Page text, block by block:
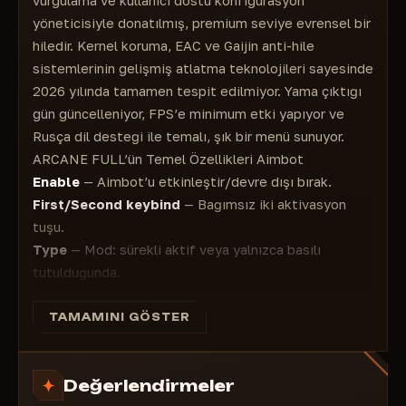
Taret - Taret
Gövde - Gövde
Komutan - Komutan
Yükleyici - Yükleyici
Sürücü - Sürücü
Şanzıman - Şanzıman
Yakıt - Yakıt
Motor - Motor
Mühimmat - Mühimmat
UÇAKLAR ESP
Sınır kutusu - Kutu: (Kutu, Köşeler)
Gradyan)
İsim - Takma ad
Araç adı - Araç adı
Dil - Dil: (İngilizce, Rusça, Çince)
YAPILANDIRMA
Oluştur - Oluştur
Paylaş - Paylaş (benzersiz bir tuş kullanarak
yapılandırmayı arkadaşlarınızla paylaşın)
Başlat - Yükle
Kaydet - Kaydet
Adı düzenle - Adı düzenle
Paylaş - Paylaş
Kaldır - Kaldır
yöneticisiyle donatılmış, premium seviye evrensel bir
hiledir. Kernel koruma, EAC ve Gaijin anti-hile
sistemlerinin gelişmiş atlatma teknolojileri sayesinde
2026 yılında tamamen tespit edilmiyor. Yama çıktığı
gün güncelleniyor, FPS’e minimum etki yapıyor ve
Rusça dil desteği ile temalı, şık bir menü sunuyor.
ARCANE FULL’ün Temel Özellikleri Aimbot
Enable — Aimbot’u etkinleştir/devre dışı bırak.
First/Second keybind — Bağımsız iki aktivasyon
tuşu.
Type — Mod: sürekli aktif veya yalnızca basılı
tutulduğunda.
arkadaşları.
Prediction— Balistik hesaplamalı hedef hareket
TAMAMINI GÖSTER
Değerlendirmeler